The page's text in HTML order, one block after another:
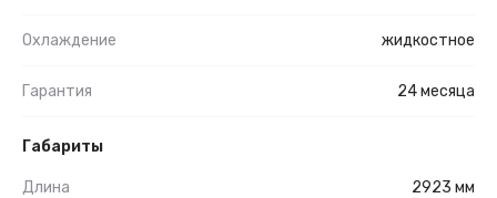
Охлаждение жидкостное
Гарантия 24 месяца
Габариты
Длина 2923 мм